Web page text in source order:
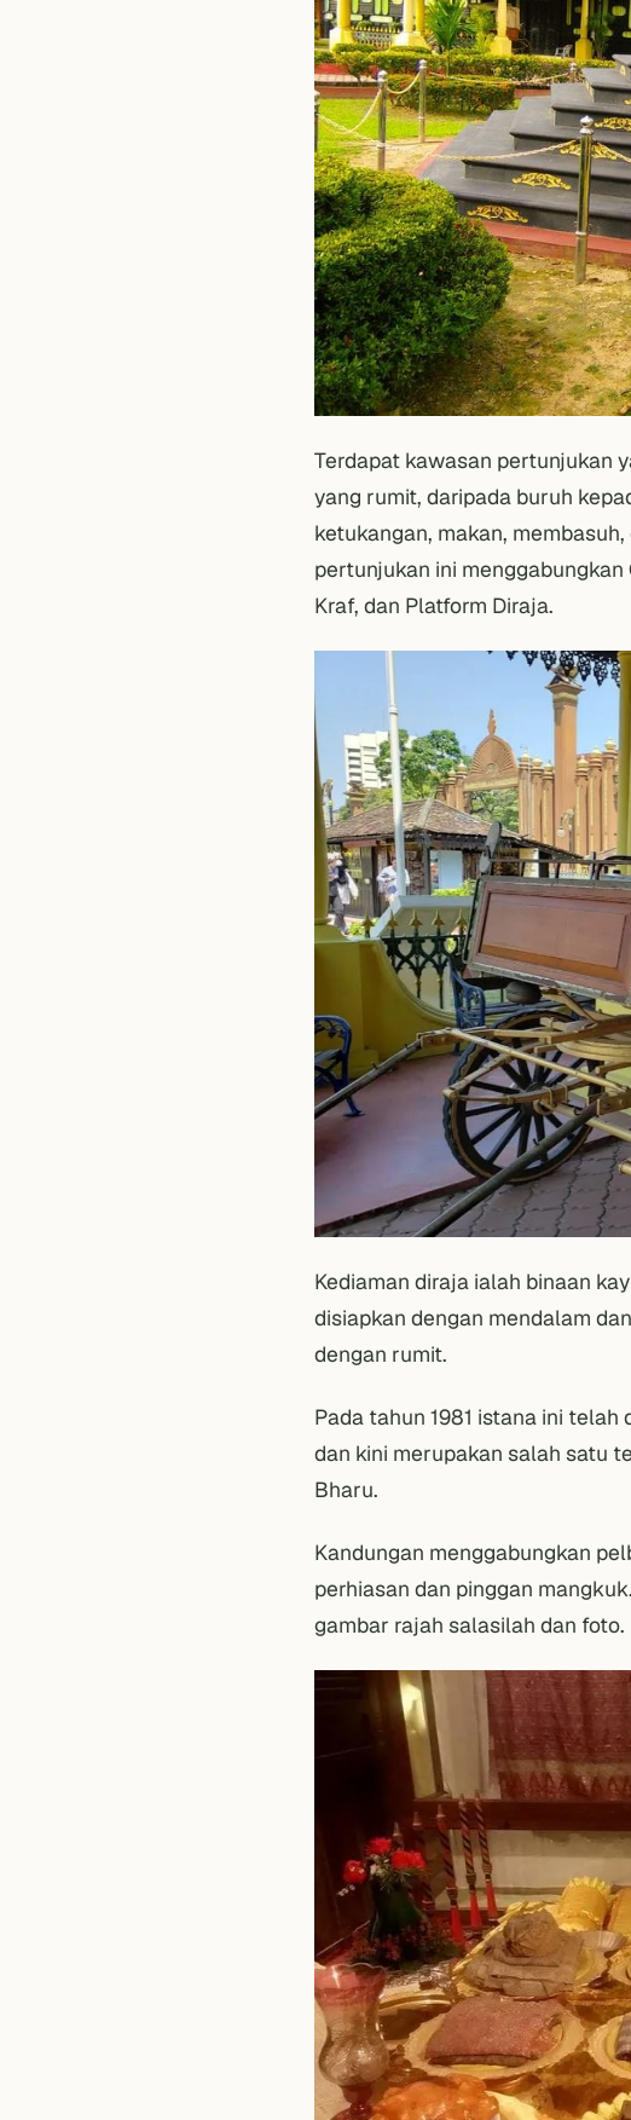
Terdapat kawasan pertunjukan
yang rumit, daripada buruh
ketukangan, makan,
pertunjukan ini
Kraf, dan Platform Diraja.
Kediaman diraja ialah binaan
disiapkan dengan mendalam
dengan rumit.
Pada tahun 1981 istana ini
dan kini merupakan salah satu
Bharu.
Kandungan menggabungkan
perhiasan dan pinggan
gambar rajah salasilah dan foto.